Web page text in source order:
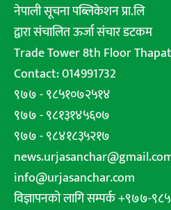
नेपाली सूचना पब्लिकेशन प्रा.लि
द्वारा संचालित ऊर्जा संचार डटकम
Trade Tower 8th Floor
Contact: 014991732
९७७ - ९८५१०७२५१४
९७७ - ९८१३१४५६०७
९७७ - ९८४१८३५२१७
info@urjasanchar.com
विज्ञापनको लागि सम्पर्क +९७७-